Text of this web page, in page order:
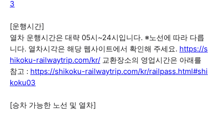
3
[운행시간]
열차 운행시간은 대략 05시~24시입니다. ※노선에 따라 다릅
니다. 열차시각은 해당 웹사이트에서 확인해 주세요. https://s
hikoku-railwaytrip.com/kr/ 교환장소의 영업시간은 아래를
참고 : https://shikoku-railwaytrip.com/kr/railpass.html#shi
koku03
[승차 가능한 노선 및 열차]